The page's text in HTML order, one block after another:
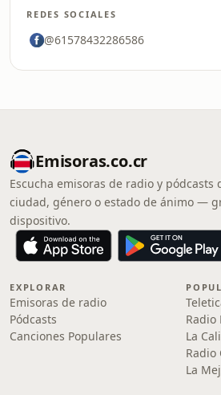
REDES SOCIALES
@61578432286586
Emisoras.co.cr
Escucha emisoras de radio y pódcasts
ciudad, género o estado de ánimo —
dispositivo.
EXPLORAR
Emisoras de radio
Pódcasts
Canciones Populares
Radio
La
Radio
La